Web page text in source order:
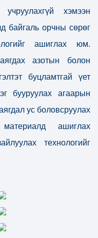
хэмээн
байгаль орчны сөрөг
ашиглах юм.
азотын болон
буцламтгай үет
бууруулах агаарын
ус боловсруулах
ашиглах
технологийг